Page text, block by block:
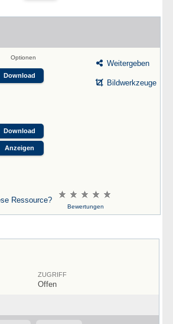
Optionen
Download
Download
Anzeigen
Weitergeben
Bildwerkzeuge
Ressource?
Bewertungen
ZUGRIFF
Offen